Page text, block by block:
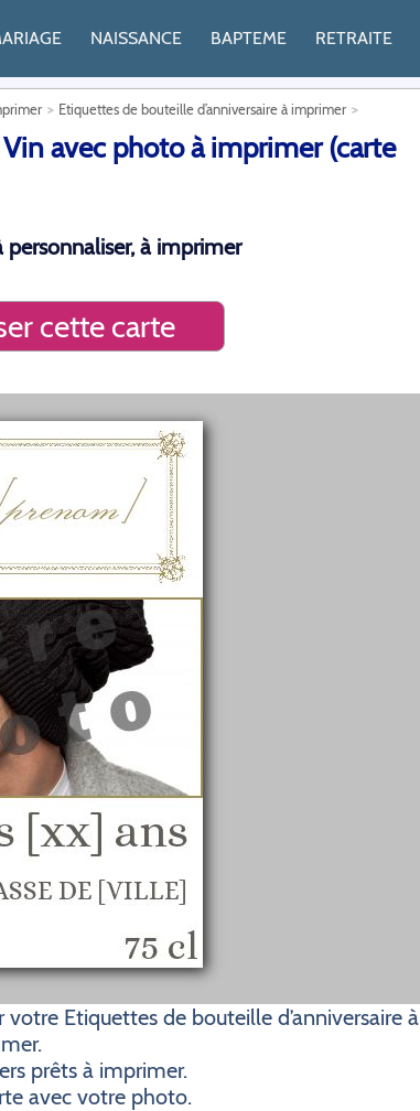
NAISSANCE BAPTEME RETRAITE
Etiquettes de bouteille d’anniversaire à imprimer
avec photo à imprimer (carte
personnaliser, à imprimer
cette carte
Etiquettes de bouteille d’anniversaire à
prêts à imprimer.
avec votre photo.